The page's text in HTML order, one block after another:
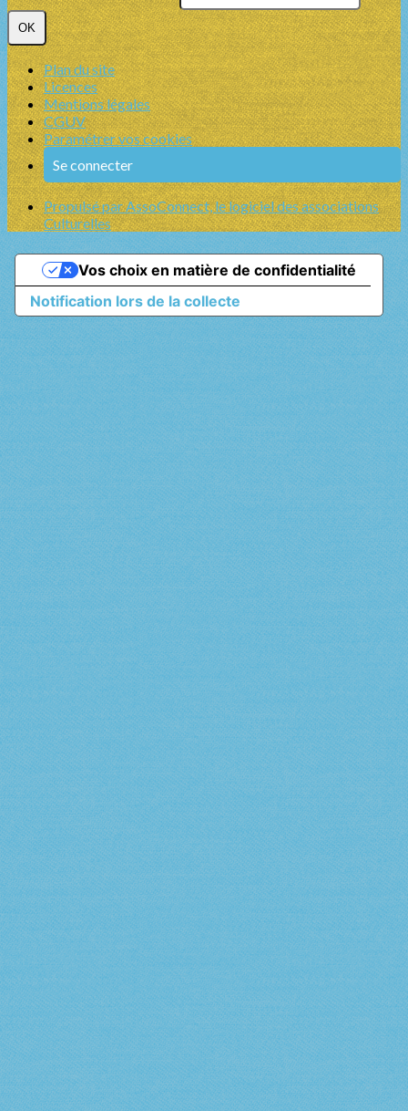
OK
Plan du site
Licences
Mentions légales
CGUV
Paramétrer vos cookies
Se connecter
Propulsé par AssoConnect, le logiciel des associations
Culturelles
Notification lors de la collecte
Vos choix en matière de confidentialité